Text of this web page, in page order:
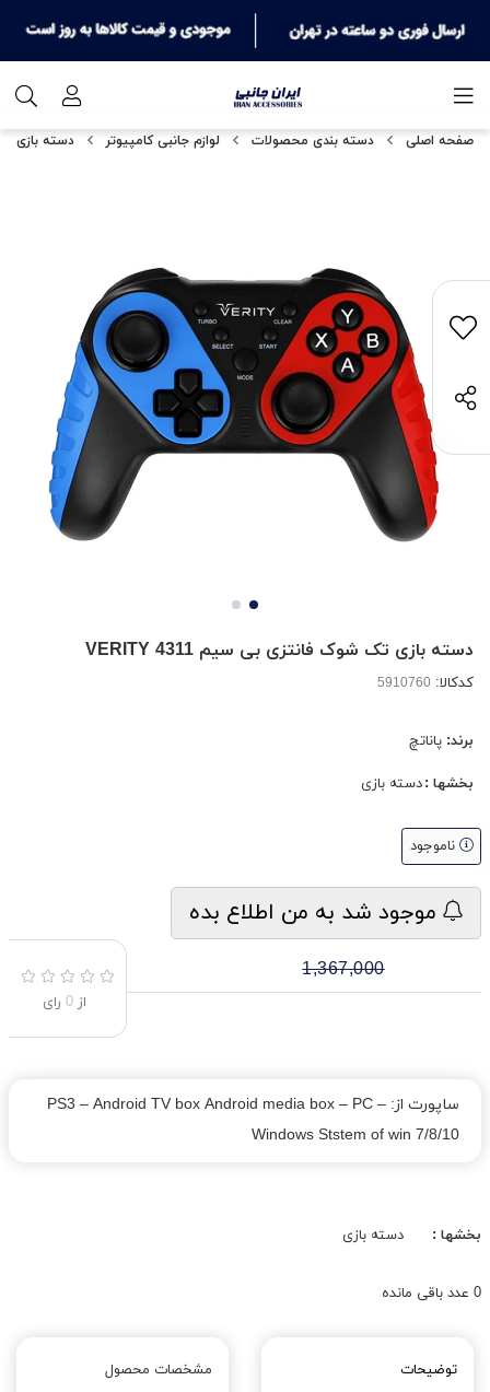
صفحه اصلی دسته بندی محصولات لوازم جانبی کامپیوتر دسته بازی
دسته بازی تک شوک فانتزی بی سیم VERITY 4311
کدکالا:
برند: پاناتچ
بخشها :دسته بازی
ناموجود
موجود شد به من اطلاع بده
1,367,000
از 0 رای
ساپورت از: – PS3 – Android TV box Android media box – PC
Windows Ststem of win 7/8/10
بخشها : دسته بازی
0 عدد باقی مانده
توضیحات مشخصات محصول